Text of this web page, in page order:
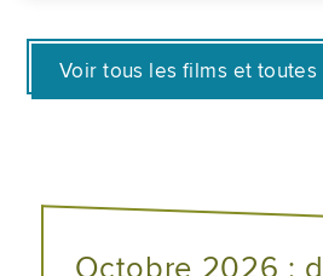
Voir tous les films et